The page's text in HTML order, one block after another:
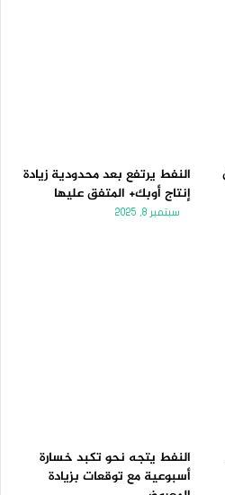
النفط يرتفع بعد محدودية زيادة
إنتاج أوبك+ المتفق عليها
سبتمبر 8, 2025
النفط يتجه نحو تكبد خسارة
أسبوعية مع توقعات بزيادة